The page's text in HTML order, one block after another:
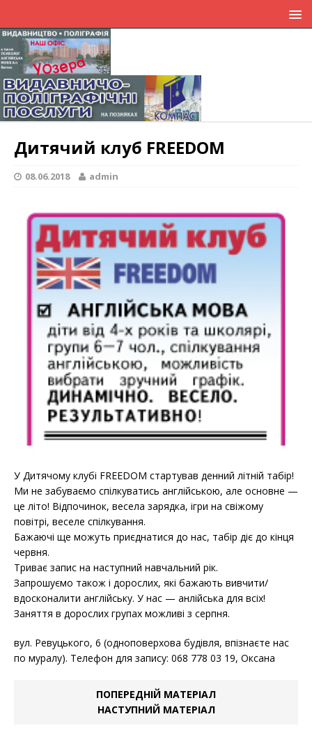
Дитячий клуб FREEDOM
08.06.2018 admin
У Дитячому клубі FREEDOM стартував денний літній табір!
Ми не забуваємо спілкуватись англійською, але основне —
це літо! Відпочинок, весела зарядка, ігри на свіжому
повітрі, веселе спілкування.
Бажаючі ще можуть приєднатися до нас, табір діє до кінця
червня.
Триває запис на наступний навчальний рік.
Запрошуємо також і дорослих, які бажають вивчити/
вдосконалити англійську. У нас — анлійська для всіх!
Заняття в дорослих групах можливі з серпня.
вул. Ревуцького, 6 (одноповерхова будівля, впізнаєте нас
по муралу). Телефон для запису: 068 778 03 19, Оксана
ПОПЕРЕДНІЙ МАТЕРІАЛ
НАСТУПНИЙ МАТЕРІАЛ